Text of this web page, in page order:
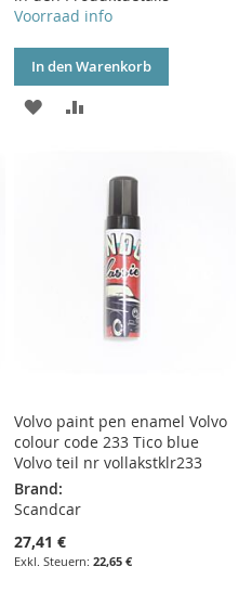
Voorraad info
In den Warenkorb
ZUR
HINZUFÜGENHINZUFÜGEN
Volvo paint pen enamel Volvo
colour code 233 Tico blue
Volvo teil nr vollakstklr233
Brand:
Scandcar
27,41 €
22,65 €